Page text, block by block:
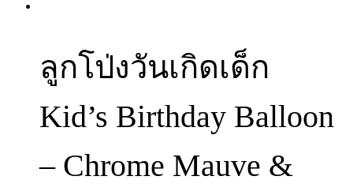
ลูกโป่งวันเกิดเด็ก
Kid’s Birthday Balloon
– Chrome Mauve &